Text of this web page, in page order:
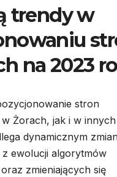
trendy w
na 2023
stron
Żorach, jak i w innych
dynamicznym
ewolucji algorytmów
zmieniających się